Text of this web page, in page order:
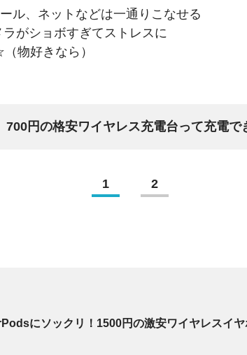
ル、ネットなどは一通りこなせる
がショボすぎてストレスに
好きなら）
700円の格安ワイヤレス充電台って充電で
1 2
にソックリ！1500円の激安ワイヤレスイヤ